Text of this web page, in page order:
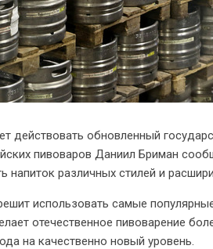
действовать обновленный
пивоваров Даниил Бриман
напиток различных стилей и
использовать самые
отечественное пивоварение
на качественно новый уровень.